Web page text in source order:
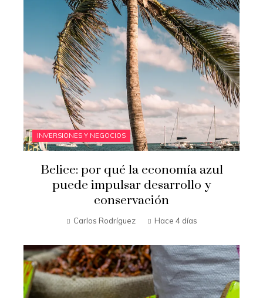
INVERSIONES Y NEGOCIOS
Belice: por qué la economía azul
puede impulsar desarrollo y
conservación
Carlos Rodríguez Hace 4 días